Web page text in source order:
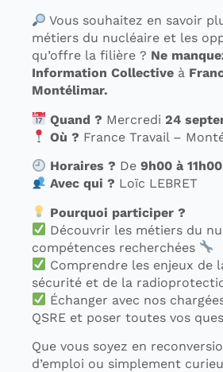
Vous souhaitez en savoir
métiers du nucléaire et les
qu’offre la filière ? Ne
Information Collective à
Montélimar.
Quand ? Mercredi24
Où ? France Travail –
Horaires ? De9h00 à 11h00
Avec qui ? Loïc LEBRET
Pourquoi participer ?
Découvrir les métiers du
compétences recherchées
Comprendre les enjeux de
sécurité et de la
Échanger avec nos
QSRE et poser toutes vos
Que vous soyez en
d’emploi ou simplement